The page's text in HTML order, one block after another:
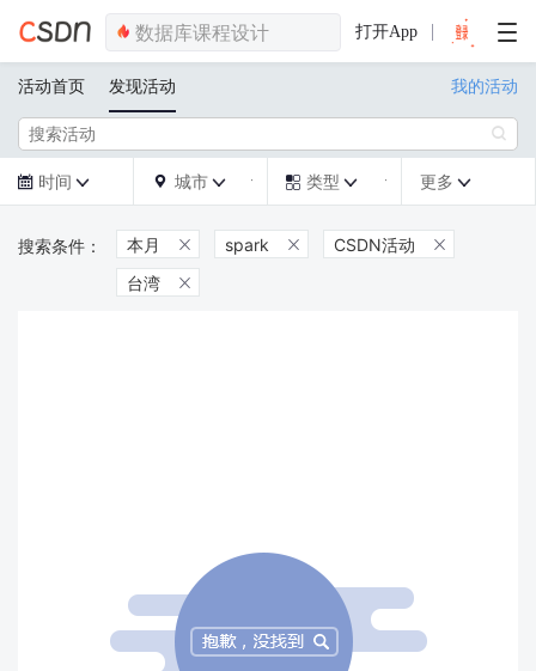
打开App
活动首页 发现活动 我的活动

 时间   城市   类型  更多 
本月  spark  CSDN活动 
台湾 